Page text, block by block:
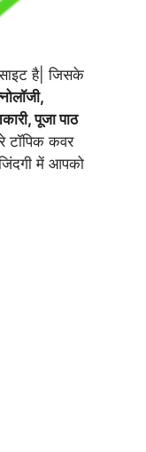
है| जिसके
पूजा पाठ
टॉपिक कवर
में आपको